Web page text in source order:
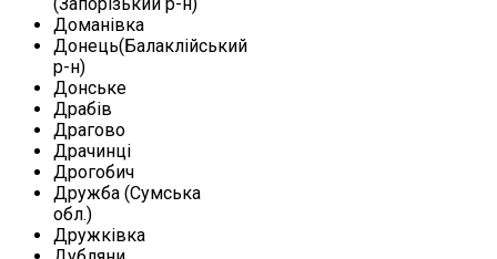
Доманівка
Донець(Балаклійський
р-н)
Донське
Драбів
Драгово
Драчинці
Дрогобич
Дружба (Сумська
обл.)
Дружківка